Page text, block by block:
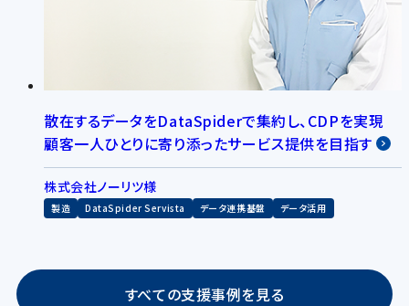
散在するデータをDataSpiderで集約し、CDPを実現
顧客一人ひとりに寄り添ったサービス提供を目指す
株式会社ノーリツ様
製造 DataSpider Servista データ連携基盤 データ活用
すべての支援事例を見る